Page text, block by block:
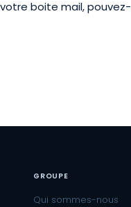
boite mail, pouvez-
GROUPE
Qui sommes-nous